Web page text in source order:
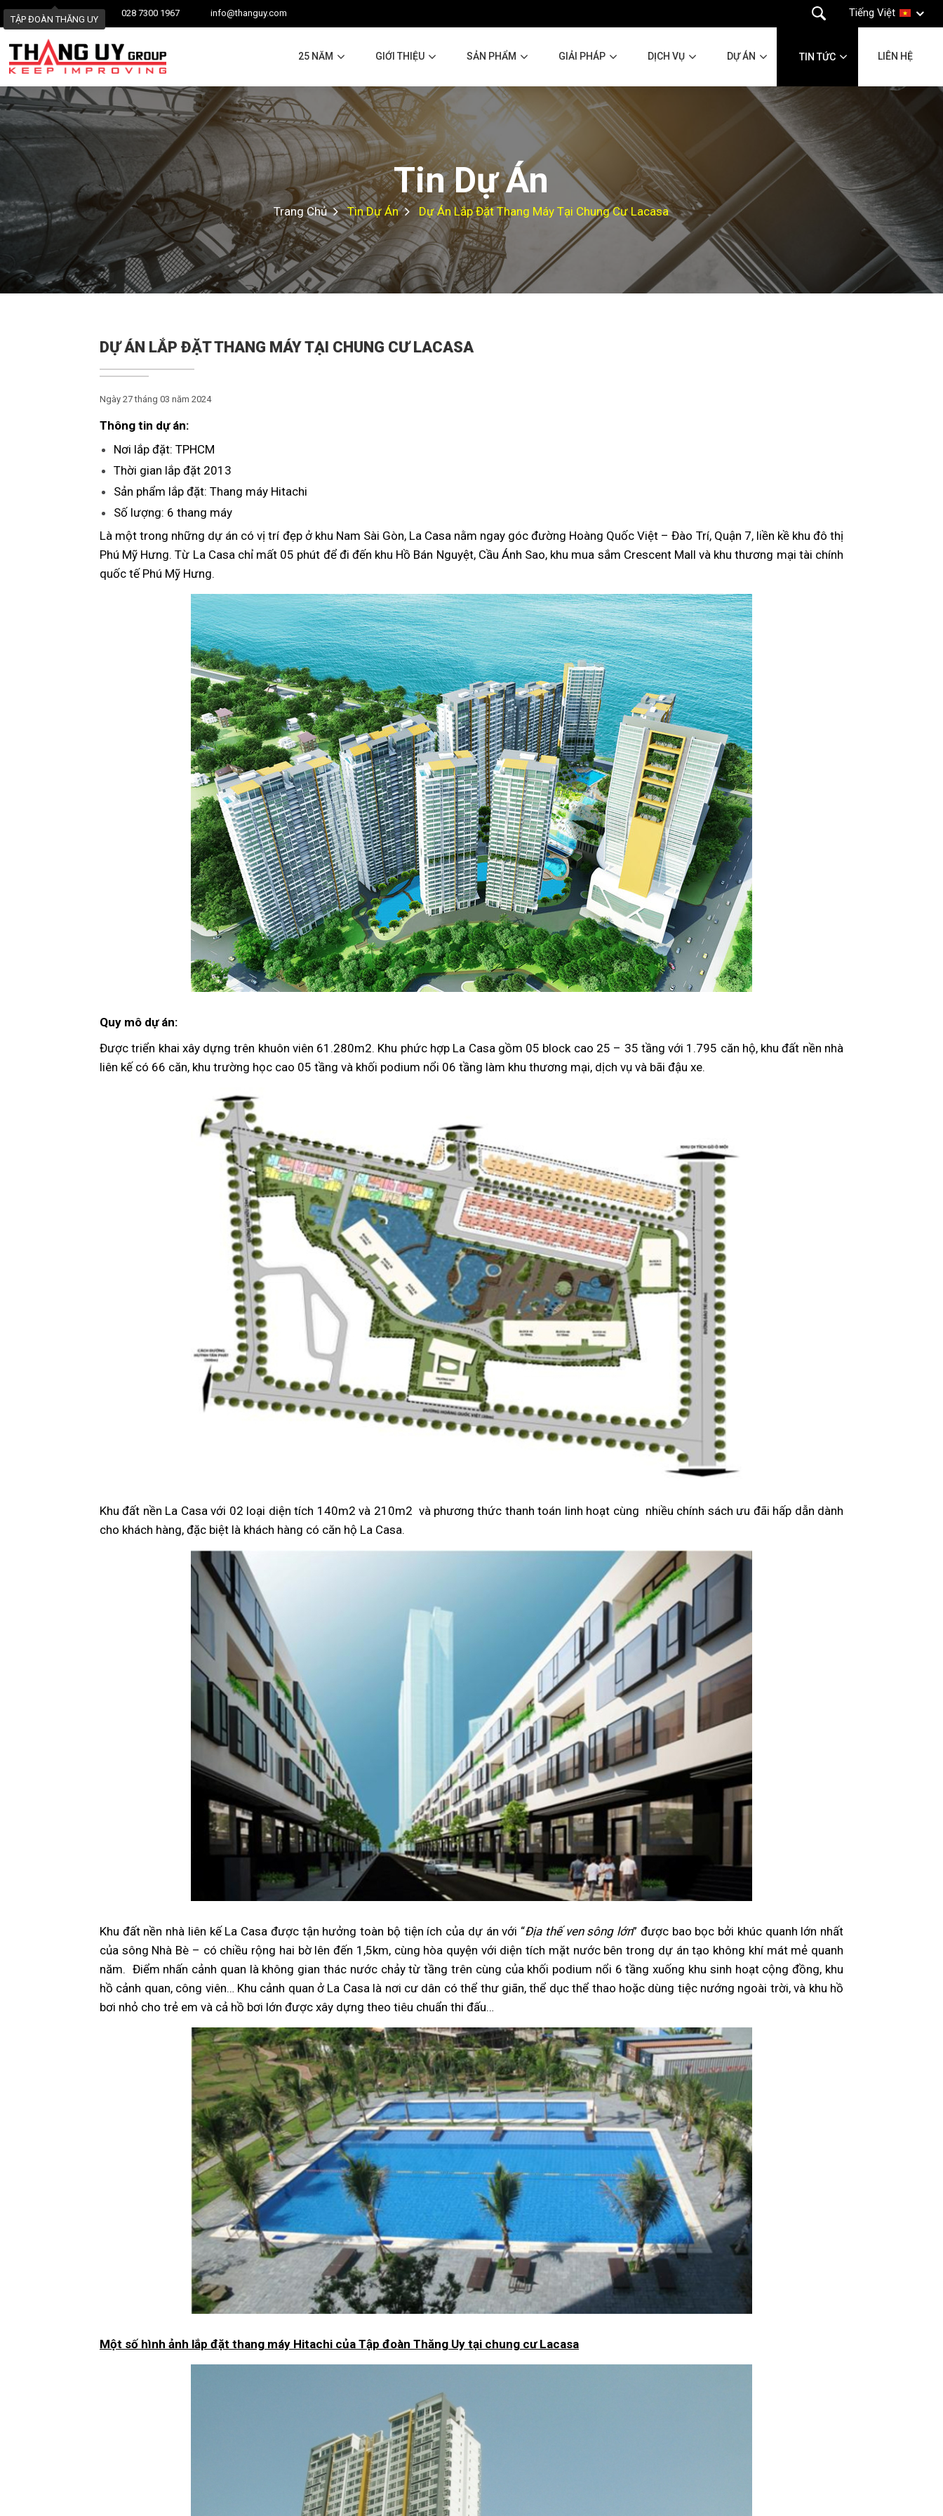
TẬP ĐOÀN THĂNG UY
028 7300 1967 info@thanguy.com Tiếng Việt
25 NĂM GIỚI THIỆU SẢN PHẨM GIẢI PHÁP DỊCH VỤ DỰ ÁN TIN TỨC LIÊN HỆ
Tin Dự Án
Trang Chủ Tin Dự Án Dự Án Lắp Đặt Thang Máy Tại Chung Cư Lacasa
DỰ ÁN LẮP ĐẶT THANG MÁY TẠI CHUNG CƯ LACASA
Ngày 27 tháng 03 năm 2024
Thông tin dự án:
Nơi lắp đặt: TPHCM
Thời gian lắp đặt 2013
Sản phẩm lắp đặt: Thang máy Hitachi
Số lượng: 6 thang máy
Là một trong những dự án có vị trí đẹp ở khu Nam Sài Gòn, La Casa nằm ngay góc đường Hoàng Quốc Việt – Đào Trí, Quận 7, liền kề khu đô thị
Phú Mỹ Hưng. Từ La Casa chỉ mất 05 phút để đi đến khu Hồ Bán Nguyệt, Cầu Ánh Sao, khu mua sắm Crescent Mall và khu thương mại tài chính
quốc tế Phú Mỹ Hưng.
Quy mô dự án:
Được triển khai xây dựng trên khuôn viên 61.280m2. Khu phức hợp La Casa gồm 05 block cao 25 – 35 tầng với 1.795 căn hộ, khu đất nền nhà
liên kế có 66 căn, khu trường học cao 05 tầng và khối podium nổi 06 tầng làm khu thương mại, dịch vụ và bãi đậu xe.
Khu đất nền La Casa với 02 loại diện tích 140m2 và 210m2 và phương thức thanh toán linh hoạt cùng nhiều chính sách ưu đãi hấp dẫn dành
cho khách hàng, đặc biệt là khách hàng có căn hộ La Casa.
Khu đất nền nhà liên kế La Casa được tận hưởng toàn bộ tiện ích của dự án với “Địa thế ven sông lớn” được bao bọc bởi khúc quanh lớn nhất
của sông Nhà Bè – có chiều rộng hai bờ lên đến 1,5km, cùng hòa quyện với diện tích mặt nước bên trong dự án tạo không khí mát mẻ quanh
năm. Điểm nhấn cảnh quan là không gian thác nước chảy từ tầng trên cùng của khối podium nổi 6 tầng xuống khu sinh hoạt cộng đồng, khu
hồ cảnh quan, công viên… Khu cảnh quan ở La Casa là nơi cư dân có thể thư giãn, thể dục thể thao hoặc dùng tiệc nướng ngoài trời, và khu hồ
bơi nhỏ cho trẻ em và cả hồ bơi lớn được xây dựng theo tiêu chuẩn thi đấu…
Một số hình ảnh lắp đặt thang máy Hitachi của Tập đoàn Thăng Uy tại chung cư Lacasa